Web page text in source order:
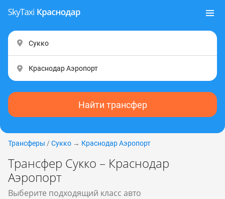
Найти трансфер
Трансферы / Сукко → Краснодар Аэропорт
Трансфер Сукко – Краснодар
Аэропорт
Выберите подходящий класс авто